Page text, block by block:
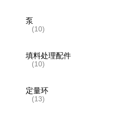
泵
(10)
填料处理配件
(10)
定量环
(13)